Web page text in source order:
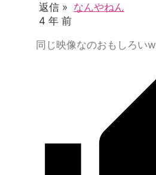
返信 » なんやねん
4 年 前
同じ映像なのおもしろいw